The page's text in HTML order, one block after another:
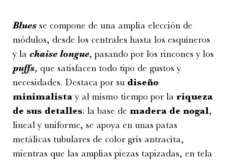
Blues se compone de una amplia elección de
módulos, desde los centrales hasta los esquineros
y la chaise longue, pasando por los rincones y los
puffs, que satisfacen todo tipo de gustos y
necesidades. Destaca por su diseño
minimalistay al mismo tiempo por la riqueza
de sus detalles: la base de madera de nogal,
lineal y uniforme, se apoya en unas patas
metálicas tubulares de color gris antracita,
mientras que las amplias piezas tapizadas, en tela